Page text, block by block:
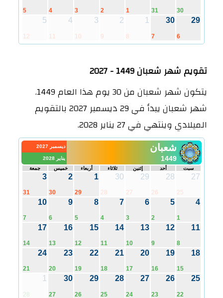
30
31
1
2
3
4
5
29
6
30
7
1
8
2
9
3
10
4
11
5
12
تقويم شهر شعبان 1449 - 2027
يتكون شهر شعبان من 30 يوم هذا العام 1449.
شهر شعبان يبدأ في 29 ديسمبر 2027 بالتقويم
الميلادي وينتهي في 27 يناير 2028.
شعبان
1449
ديسمبر 2027
يناير 2028
سبت
أحد إثنين ثلاثاء أربعاء خميس جمعة
27
25
28
26
29
27
30
28
1
29
2
30
3
31
4
1
5
2
6
3
7
4
8
5
9
6
10
7
11
8
12
9
13
10
14
11
15
12
16
13
17
14
18
15
19
16
20
17
21
18
22
19
23
20
24
21
25
22
26
23
27
24
28
25
29
26
30
27
1
28